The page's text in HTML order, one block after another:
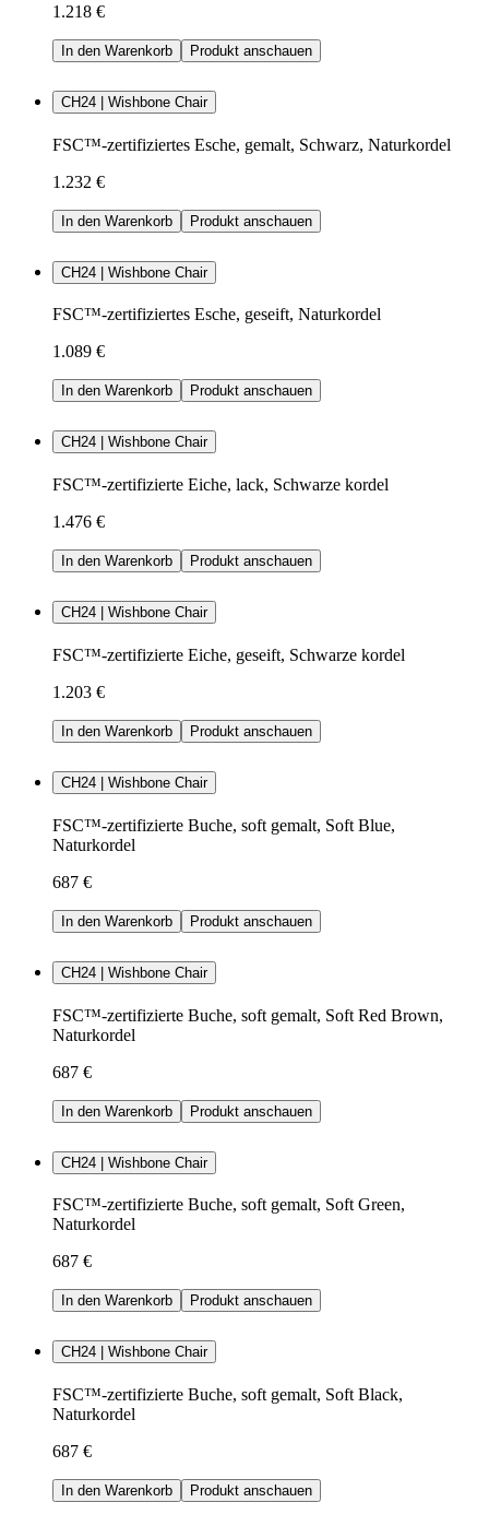
1.218 €
In den Warenkorb Produkt anschauen
CH24 | Wishbone Chair
FSC™-zertifiziertes Esche, gemalt, Schwarz, Naturkordel
1.232 €
In den Warenkorb Produkt anschauen
CH24 | Wishbone Chair
FSC™-zertifiziertes Esche, geseift, Naturkordel
1.089 €
In den Warenkorb Produkt anschauen
CH24 | Wishbone Chair
FSC™-zertifizierte Eiche, lack, Schwarze kordel
1.476 €
In den Warenkorb Produkt anschauen
CH24 | Wishbone Chair
FSC™-zertifizierte Eiche, geseift, Schwarze kordel
1.203 €
In den Warenkorb Produkt anschauen
CH24 | Wishbone Chair
FSC™-zertifizierte Buche, soft gemalt, Soft Blue,
Naturkordel
687 €
In den Warenkorb Produkt anschauen
CH24 | Wishbone Chair
FSC™-zertifizierte Buche, soft gemalt, Soft Red Brown,
Naturkordel
687 €
In den Warenkorb Produkt anschauen
CH24 | Wishbone Chair
FSC™-zertifizierte Buche, soft gemalt, Soft Green,
Naturkordel
687 €
In den Warenkorb Produkt anschauen
CH24 | Wishbone Chair
FSC™-zertifizierte Buche, soft gemalt, Soft Black,
Naturkordel
687 €
In den Warenkorb Produkt anschauen